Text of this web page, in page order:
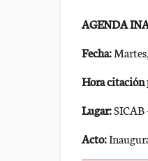
AGENDA
Fecha:
Hora citación
Lugar:SICAB
Acto: